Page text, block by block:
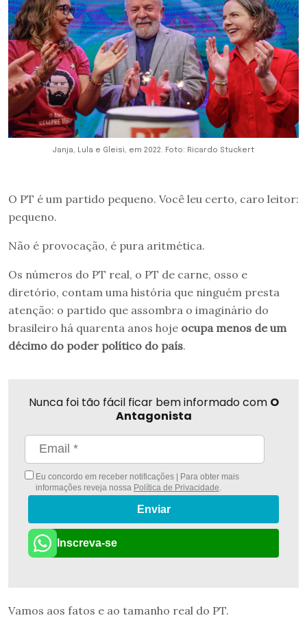
Janja, Lula e Gleisi, em 2022. Foto: Ricardo Stuckert
O PT é um partido pequeno. Você leu certo, caro leitor:
pequeno.
Não é provocação, é pura aritmética.
Os números do PT real, o PT de carne, osso e
diretório, contam uma história que ninguém presta
atenção: o partido que assombra o imaginário do
brasileiro há quarenta anos hoje ocupa menos de um
décimo do poder político do país.
Nunca foi tão fácil ficar bem informado com O
Antagonista
Eu concordo em receber notificações | Para obter mais
informações reveja nossa Política de Privacidade
Enviar
Inscreva-se
Vamos aos fatos e ao tamanho real do PT.